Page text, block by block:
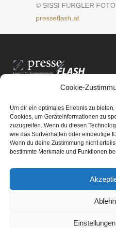
Cookie-
Um dir ein optimales Erlebnis zu
Cookies, um Geräteinformationen zu
zuzugreifen. Wenn du diesen
wie das Surfverhalten oder eindeutige
Wenn du deine Zustimmung nicht
bestimmte Merkmale und Funktionen
© SISSI FURGLER
presseflash.at
PresseFlash e.U.
8061 St. Radegund bei Graz
E-Mail-Adresse:
UID-Nr. ATU 69512805